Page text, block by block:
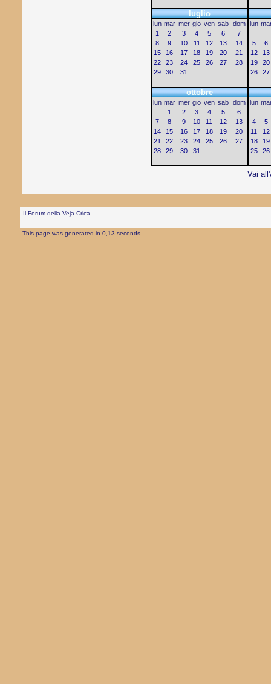
luglio
lun mar mer gio ven sab dom
1
2 3 4 5 6
7
8
9 10 11 12 13
14
15
16 17 18 19 20
21
22
23 24 25 26 27
28
29
30 31
lun
5
6
12
13
19
20
26
27
ottobre
lun mar mer gio ven sab dom
1
2 3 4 5
6
7
8 9 10 11 12
13
14
15 16 17 18 19
20
21
22 23 24 25 26
27
28
29 30 31
lun
4
5
11
12
18
19
25
26
Vai
Il Forum della Veja Crica
This page was generated in 0,13 seconds.